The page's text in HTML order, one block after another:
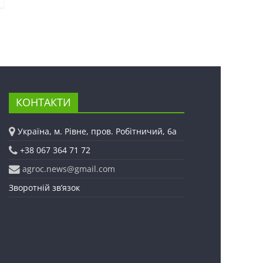
КОНТАКТИ
Україна, м. Рівне, пров. Робітничий, 6а
+38 067 364 71 72
agroc.news@gmail.com
Зворотній зв’язок